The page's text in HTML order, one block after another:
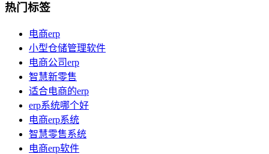
热门标签
电商erp
小型仓储管理软件
电商公司erp
智慧新零售
适合电商的erp
erp系统哪个好
电商erp系统
智慧零售系统
电商erp软件